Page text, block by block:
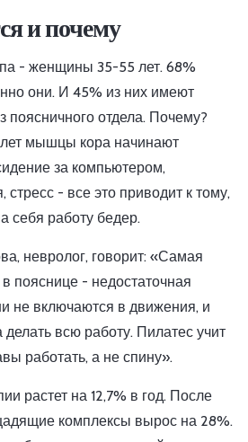
и почему
- женщины 35-55 лет. 68%
они. И 45% из них имеют
поясничного отдела. Почему?
мышцы кора начинают
за компьютером,
стресс - все это приводит к тому,
себя работу бедер.
невролог, говорит: «Самая
пояснице - недостаточная
не включаются в движения, и
всю работу. Пилатес учит
работать, а не спину».
растет на 12,7% в год. После
комплексы вырос на 28%.